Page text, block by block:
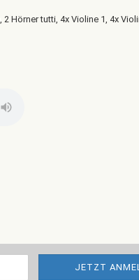
Hörner tutti, 4x Violine 1, 4x